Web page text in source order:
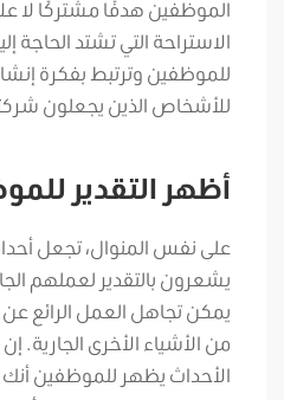
الموظفين هدفًا مشتركًا لا
الاستراحة التي تشتد الحاجة
للموظفين وترتبط بفكرة
للأشخاص الذين يجعلون
أظهر التقدير
على نفس المنوال، تجعل
يشعرون بالتقدير لعملهم
يمكن تجاهل العمل الرائع
من الأشياء الأخرى الجارية.
الأحداث يظهر للموظفين